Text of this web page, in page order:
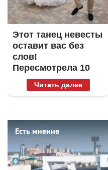
Этот танец невесты
оставит вас без
слов!
Пересмотрела 10
раз
Читать далее
Есть мнение